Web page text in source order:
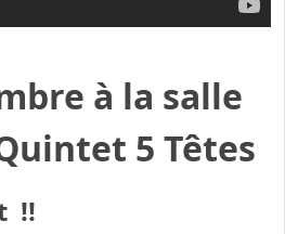
à la salle
5 Têtes
!!